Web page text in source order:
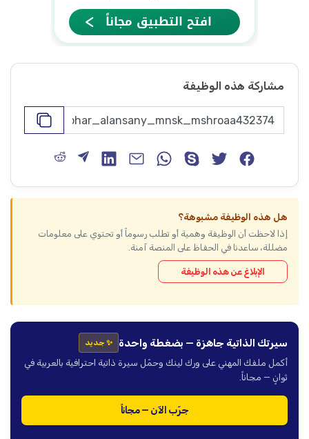
مشاركة هذه الوظيفة
هل هذه الوظيفة مشبوهة؟
إذا لاحظت أن الوظيفة وهمية أو تطلب رسوماً أو تحتوي على معلومات
مضللة، ساعدنا في الحفاظ على المنصة آمنة.
الإبلاغ عن هذه الوظيفة
سيرتك الذاتية جاهزة — بضغطة واحدة ✨ جديد
أكمل ملفك المهني على ورك لينك وحمّل سيرة ذاتية احترافية بالعربية في
ثوانٍ — مجاناً.
جرّب الآن — مجاناً